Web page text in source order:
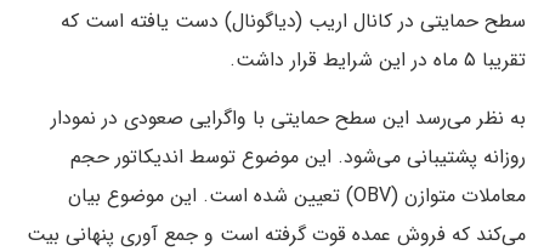
سطح حمایتی در کانال اریب (دیاگونال) دست یافته است که
تقریبا ۵ ماه در این شرایط قرار داشت.
به نظر می‌رسد این سطح حمایتی با واگرایی صعودی در نمودار
روزانه پشتیبانی می‌شود. این موضوع توسط اندیکاتور حجم
معاملات متوازن (OBV) تعیین شده است. این موضوع بیان
می‌کند که فروش عمده قوت گرفته است و جمع آوری پنهانی بیت